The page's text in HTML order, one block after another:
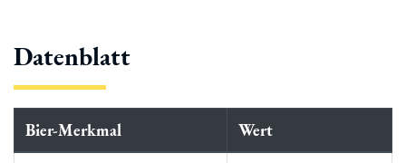
Datenblatt
Bier-Merkmal Wert